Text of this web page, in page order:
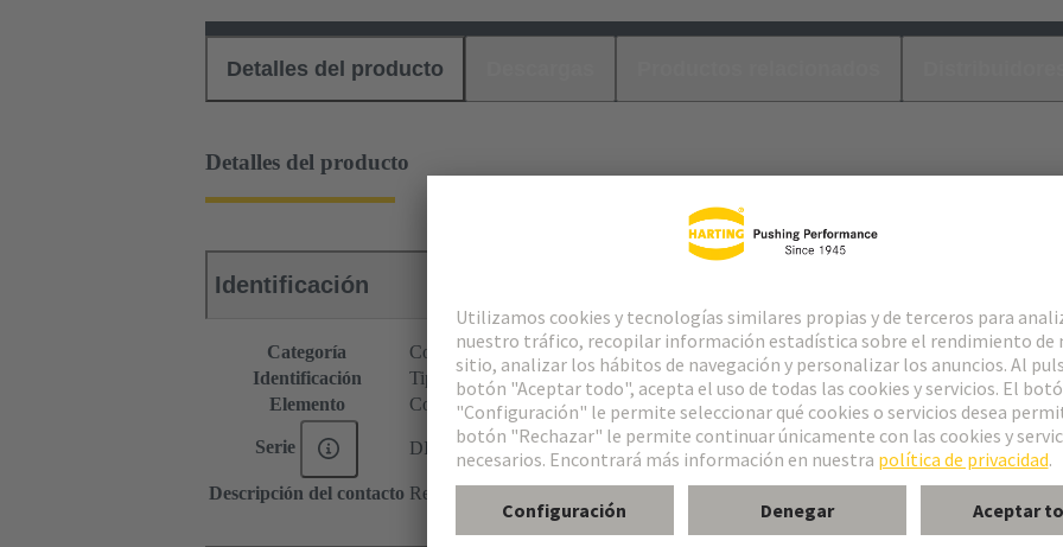
Detalles del producto
Detalles del producto
Identificación
Categoría
Conectores
Identificación
Tipo B
Elemento
Conector hembra
Serie DIN 41612
Descripción del contacto Recto